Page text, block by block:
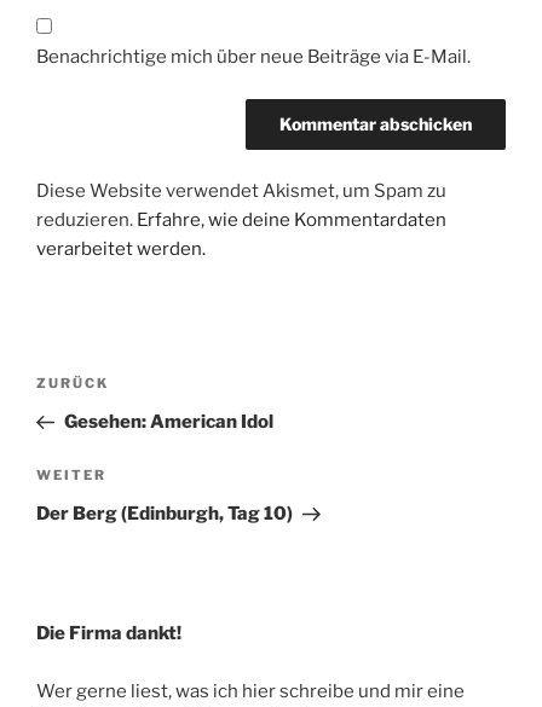
Benachrichtige mich über neue Beiträge via E-Mail.
Diese Website verwendet Akismet, um Spam zu
reduzieren. Erfahre, wie deine Kommentardaten
verarbeitet werden.
Beitragsnavigation
Vorheriger
Beitrag
ZURÜCK
Gesehen: American Idol
Nächster
Beitrag
WEITER
Der Berg (Edinburgh, Tag 10)
Die Firma dankt!
Wer gerne liest, was ich hier schreibe und mir eine